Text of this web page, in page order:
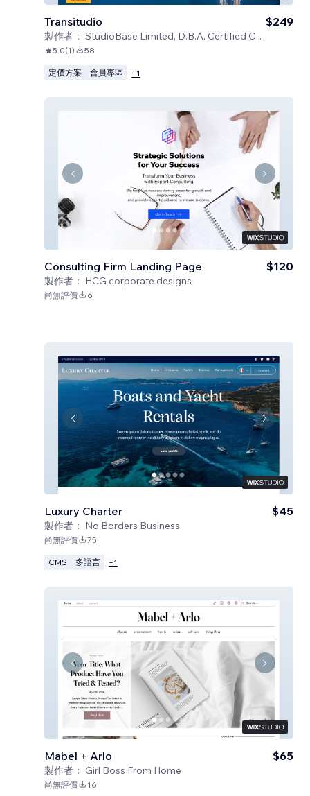
Transitudio
製作者： StudioBase Limited, D.B.A. Certified Code
$249
5.0(1) 58
定價方案 會員專區 +1
Consulting Firm Landing Page
製作者： HCG corporate designs
$120
尚無評價 6
Luxury Charter
製作者： No Borders Business
$45
尚無評價 75
CMS 多語言 +1
Mabel + Arlo
製作者： Girl Boss From Home
$65
尚無評價 16